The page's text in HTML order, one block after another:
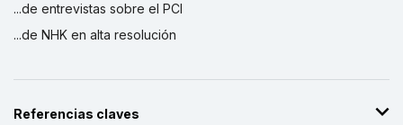
...de entrevistas sobre el PCI
...de NHK en alta resolución
Referencias claves